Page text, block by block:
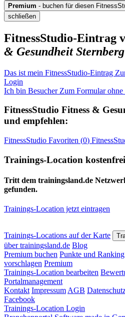
Premium - buchen für diesen
schließen
FitnessStudio-Eintrag
& Gesundheit Sternberg
Das ist mein FitnessStudio-Eintrag
Login
Ich bin Besucher Zum Formular
FitnessStudio Fitness &
und empfehlen:
FitnessStudio Favoriten (0)
Trainings-Location
Tritt dem trainingsland.de
gefunden.
Trainings-Location jetzt eintragen
Trainings-Locations auf der Karte
über trainingsland.de Blog
Premium buchen Punkte und Ranking
vorschlagen Premium
Trainings-Location bearbeiten
Portalmanagement
Kontakt Impressum AGB
Facebook
Trainings-Location Login